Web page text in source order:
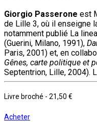
Giorgio Passerone est
de Lille 3, où il enseigne
notamment publié La
(Guerini, Milano, 1991),
Paris, 2001) et, en
Gênes, carte politique et
Septentrion, Lille, 2004).
Livre broché - 21,50 €
Acheter